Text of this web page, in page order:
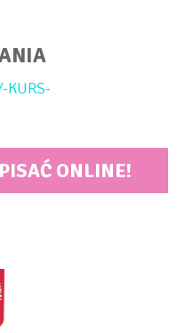
KURS-
ONLINE!